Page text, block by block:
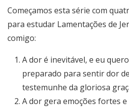
Começamos esta série com
para estudar Lamentações de
comigo:
A dor é inevitável, e eu
preparado para sentir dor
testemunhe da gloriosa
A dor gera emoções fortes